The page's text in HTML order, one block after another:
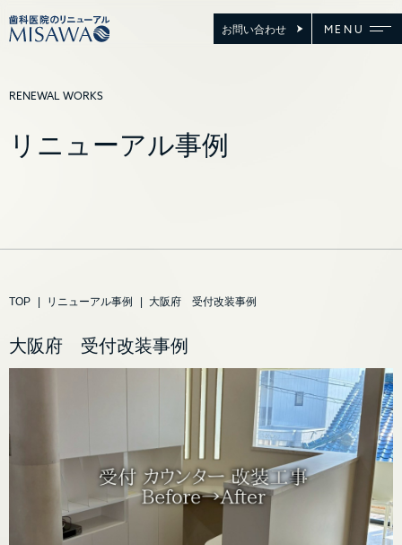
お問い合わせ MENU
RENEWAL WORKS
リニューアル事例
TOP | リニューアル事例 | 大阪府 受付改装事例
大阪府 受付改装事例